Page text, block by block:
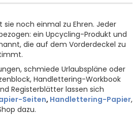
noch einmal zu Ehren. Jeder
ein Upcycling-Produkt und
die auf dem Vorderdeckel zu
schmiede Urlaubspläne oder
Handlettering-Workbook
Registerblätter lassen sich
Seiten, Handlettering-Papier,
dazu.